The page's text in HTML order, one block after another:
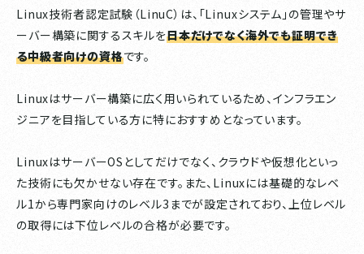
Linux技術者認定試験（LinuC）は、「Linuxシステム」の管理やサ
ーバー構築に関するスキルを日本だけでなく海外でも証明でき
る中級者向けの資格です。
Linuxはサーバー構築に広く用いられているため、インフラエン
ジニアを目指している方に特におすすめとなっています。
LinuxはサーバーOSとしてだけでなく、クラウドや仮想化といっ
た技術にも欠かせない存在です。また、Linuxには基礎的なレベ
ル1から専門家向けのレベル3までが設定されており、上位レベル
の取得には下位レベルの合格が必要です。